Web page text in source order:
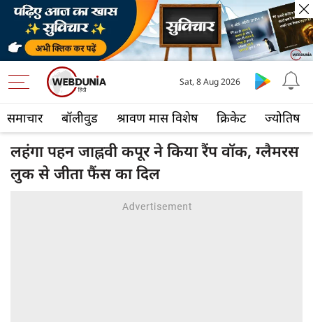
समाचार बॉलीवुड श्रावण मास विशेष क्रिकेट ज्योतिष
Sat, 8 Aug 2026
लहंगा पहन जाह्नवी कपूर ने किया रैंप वॉक, ग्लैमरस
लुक से जीता फैंस का दिल